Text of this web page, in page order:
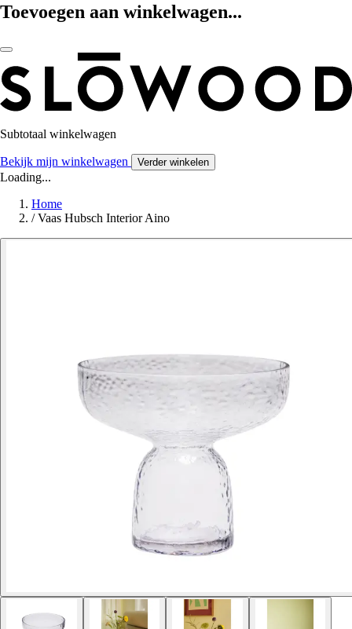
Toevoegen aan winkelwagen...
Subtotaal winkelwagen
Bekijk mijn winkelwagen Verder winkelen
Loading...
Home
/ Vaas Hubsch Interior Aino